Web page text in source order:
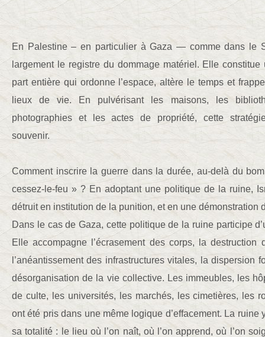
En Palestine – en particulier à Gaza — comme dans le
largement le registre du dommage matériel. Elle
part entière qui ordonne l’espace, altère le temps et
lieux de vie. En pulvérisant les maisons, les
photographies et les actes de propriété, cette
souvenir.
Comment inscrire la guerre dans la durée, au-delà du
cessez-le-feu » ? En adoptant une politique de la ruine,
détruit en institution de la punition, et en une démonstration
Dans le cas de Gaza, cette politique de la ruine participe
Elle accompagne l’écrasement des corps, la destruction
l’anéantissement des infrastructures vitales, la dispersion
désorganisation de la vie collective. Les immeubles, les
de culte, les universités, les marchés, les cimetières, les
ont été pris dans une même logique d’effacement. La
sa totalité : le lieu où l’on naît, où l’on apprend, où l’on